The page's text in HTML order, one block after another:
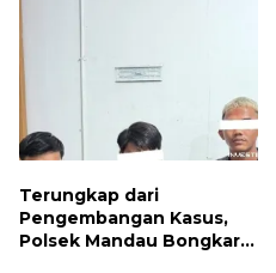
Terungkap dari
Pengembangan Kasus,
Polsek Mandau Bongkar